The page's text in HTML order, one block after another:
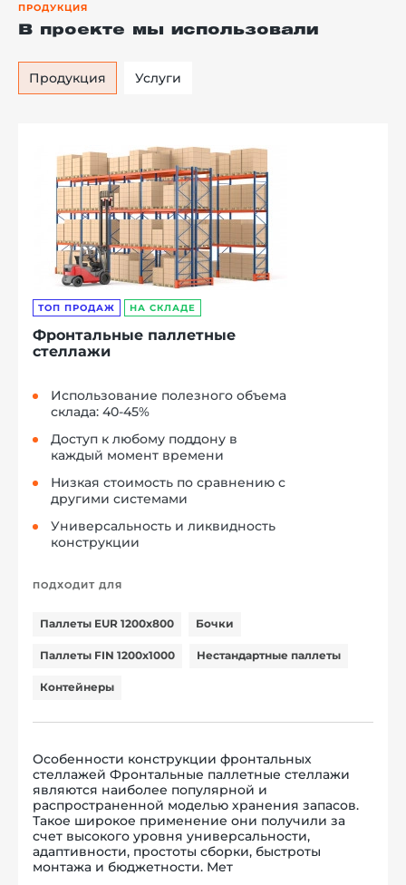
ПРОДУКЦИЯ
В проекте мы использовали
Продукция Услуги
ТОП ПРОДАЖ НА СКЛАДЕ
Фронтальные паллетные
стеллажи
Использование полезного объема
склада: 40-45%
Доступ к любому поддону в
каждый момент времени
Низкая стоимость по сравнению с
другими системами
Универсальность и ликвидность
конструкции
ПОДХОДИТ ДЛЯ
Паллеты EUR 1200x800 Бочки
Паллеты FIN 1200x1000 Нестандартные паллеты
Контейнеры
Особенности конструкции фронтальных
стеллажей Фронтальные паллетные стеллажи
являются наиболее популярной и
распространенной моделью хранения запасов.
Такое широкое применение они получили за
счет высокого уровня универсальности,
адаптивности, простоты сборки, быстроты
монтажа и бюджетности. Мет